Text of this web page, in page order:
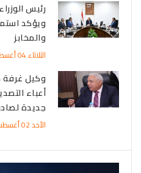
رئيس
ويؤكد
والمخابز
الثلاثاء 04 أغسطس 2026-12:17
وكيل غرفة
جديدة
الأحد 02 أغسطس 2026-05:50